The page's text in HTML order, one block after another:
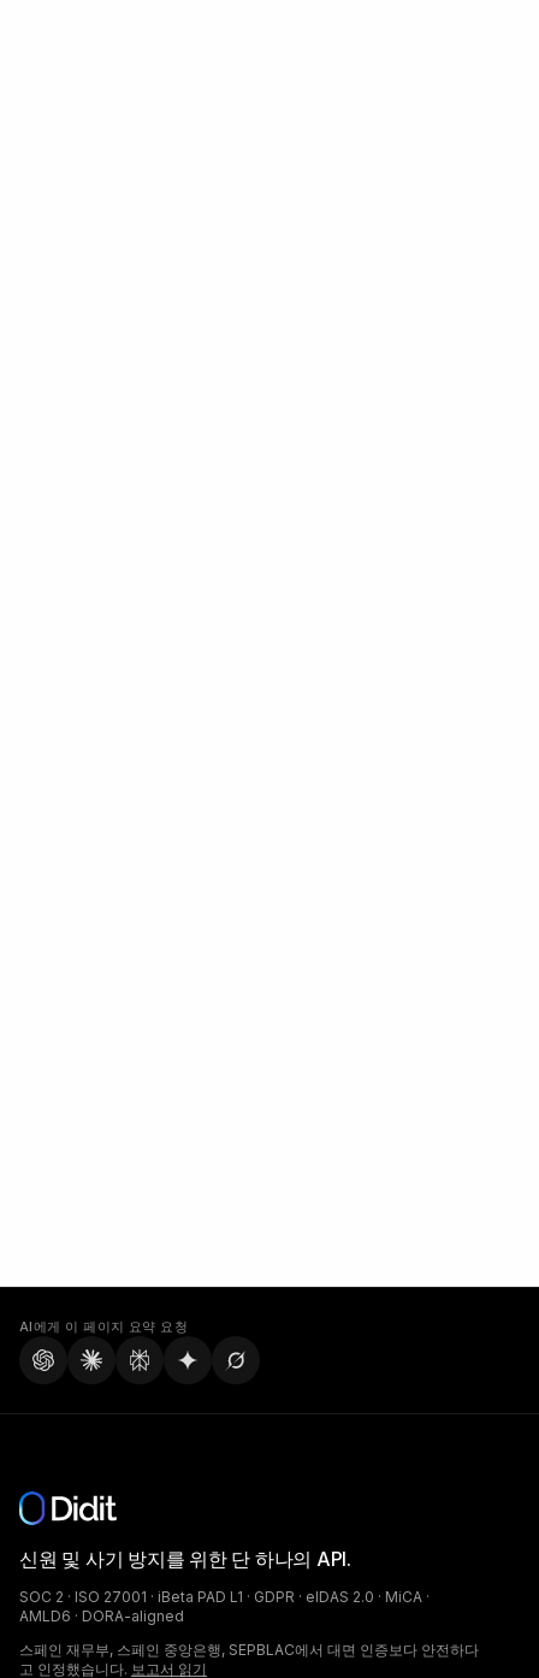
AI에게 이 페이지 요약 요청
신원 및 사기 방지를 위한 단 하나의 API.
SOC 2 · ISO 27001 · iBeta PAD L1 · GDPR · eIDAS 2.0 · MiCA ·
AMLD6 · DORA-aligned
스페인 재무부, 스페인 중앙은행, SEPBLAC에서 대면 인증보다 안전하다
고 인정했습니다. 보고서 읽기